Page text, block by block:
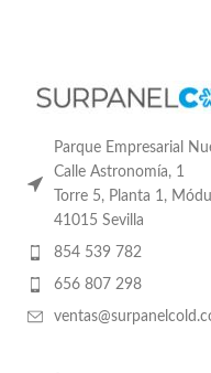
Parque Empresarial
Calle Astronomía, 1
Torre 5, Planta 1,
41015 Sevilla
854 539 782
656 807 298